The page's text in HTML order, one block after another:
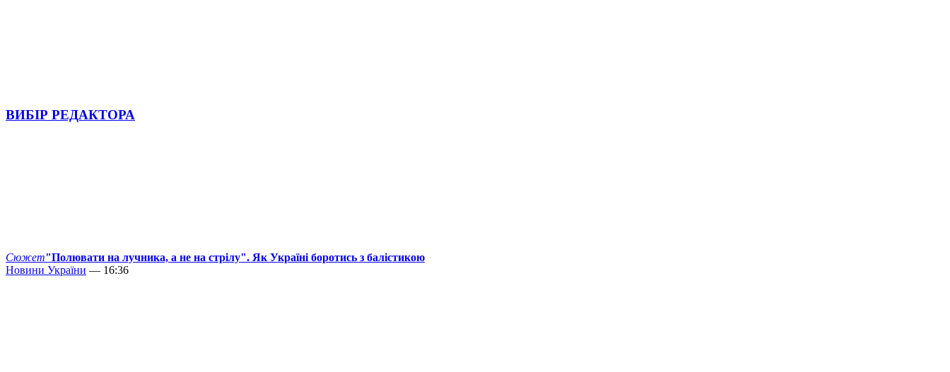
ВИБІР РЕДАКТОРА
Сюжет"Полювати на лучника, а не на стрілу". Як Україні боротись з балістикою
Новини України — 16:36